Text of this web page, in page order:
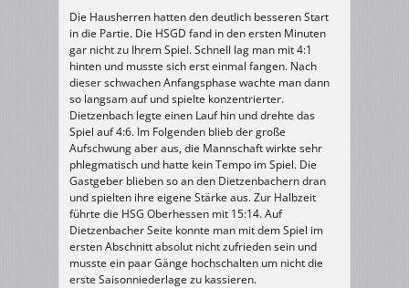
Die Hausherren hatten den deutlich besseren Start
in die Partie. Die HSGD fand in den ersten Minuten
gar nicht zu Ihrem Spiel. Schnell lag man mit 4:1
hinten und musste sich erst einmal fangen. Nach
dieser schwachen Anfangsphase wachte man dann
so langsam auf und spielte konzentrierter.
Dietzenbach legte einen Lauf hin und drehte das
Spiel auf 4:6. Im Folgenden blieb der große
Aufschwung aber aus, die Mannschaft wirkte sehr
phlegmatisch und hatte kein Tempo im Spiel. Die
Gastgeber blieben so an den Dietzenbachern dran
und spielten ihre eigene Stärke aus. Zur Halbzeit
führte die HSG Oberhessen mit 15:14. Auf
Dietzenbacher Seite konnte man mit dem Spiel im
ersten Abschnitt absolut nicht zufrieden sein und
musste ein paar Gänge hochschalten um nicht die
erste Saisonniederlage zu kassieren.